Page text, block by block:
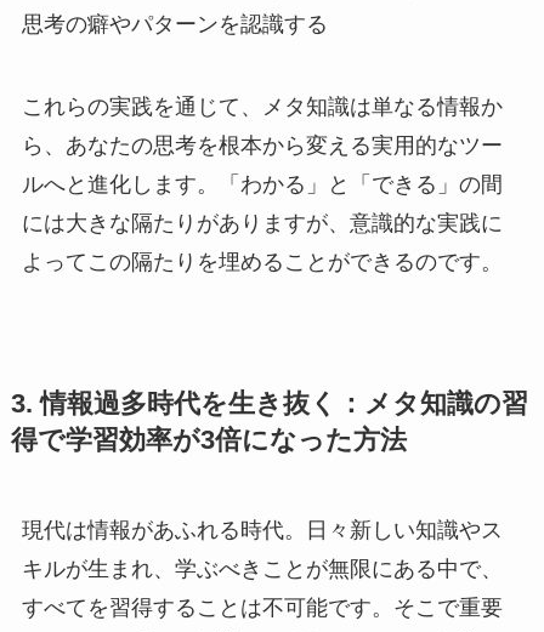
思考の癖やパターンを認識する
これらの実践を通じて、メタ知識は単なる情報か
ら、あなたの思考を根本から変える実用的なツー
ルへと進化します。「わかる」と「できる」の間
には大きな隔たりがありますが、意識的な実践に
よってこの隔たりを埋めることができるのです。
3. 情報過多時代を生き抜く：メタ知識の習
得で学習効率が3倍になった方法
現代は情報があふれる時代。日々新しい知識やス
キルが生まれ、学ぶべきことが無限にある中で、
すべてを習得することは不可能です。そこで重要